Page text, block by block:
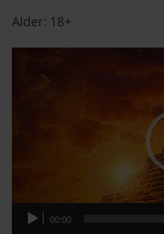
Alder: 18+
00:00